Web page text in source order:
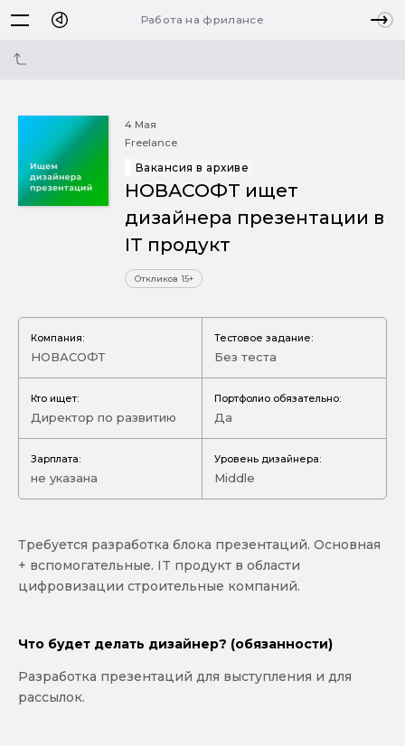
Работа на фрилансе
4 Мая
Freelance
Вакансия в архиве
НОВАСОФТ ищет
дизайнера презентации в
IT продукт
Откликов 15+
Компания:
НОВАСОФТ
Тестовое задание:
Без теста
Кто ищет:
Директор по развитию
Портфолио обязательно:
Да
Зарплата:
не указана
Уровень дизайнера:
Middle
Требуется разработка блока презентаций. Основная
+ вспомогательные. IT продукт в области
цифровизации строительные компаний.
Что будет делать дизайнер? (обязанности)
Разработка презентаций для выступления и для
рассылок.